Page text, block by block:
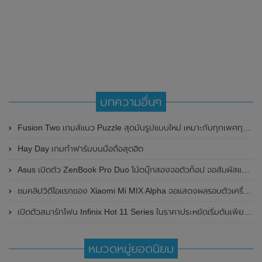
บทความอื่นๆ
Fusion Two เกมส์แนว Puzzle สุดมันรูปแบบใหม่ เหมาะกับทุกเพศทุกวัย
Hay Day เกมทำฟาร์มบนมือถือสุดฮิต
Asus เปิดตัว ZenBook Pro Duo โน้ตบุ๊กสองจอตัวท็อป จอสัมผัสแบบใหม่
ชมคลิปวิดีโอแรกของ Xiaomi Mi MIX Alpha จอแสดงผลรอบตัวเครื่องเกือบ 360 องศา
เปิดตัวสมาร์ทโฟน Infinix Hot 11 Series ในราคาประหยัดเริ่มต้นเพียง 4,499 บาทเท่านั้น
หมวดหมู่ยอดนิยม